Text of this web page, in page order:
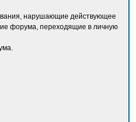
нарушающие действующее
форума, переходящие в личную